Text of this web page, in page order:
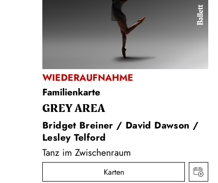
Ballett
WIEDERAUFNAHME
Familienkarte
GREY AREA
Bridget Breiner / David Dawson /
Lesley Telford
Tanz im Zwischenraum
Karten